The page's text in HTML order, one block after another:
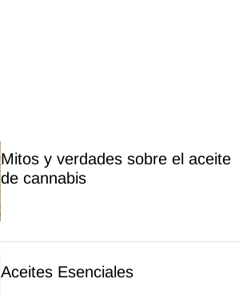
Mitos y verdades sobre el aceite
de cannabis
Aceites Esenciales